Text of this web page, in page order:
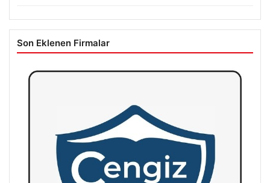
Son Eklenen Firmalar